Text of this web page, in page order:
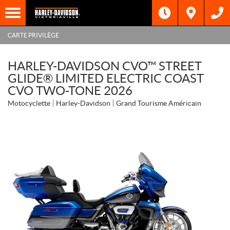
CARTE PRIVILÈGE
HARLEY-DAVIDSON CVO™ STREET
GLIDE® LIMITED ELECTRIC COAST
CVO TWO-TONE 2026
Motocyclette Harley-Davidson Grand Tourisme Américain